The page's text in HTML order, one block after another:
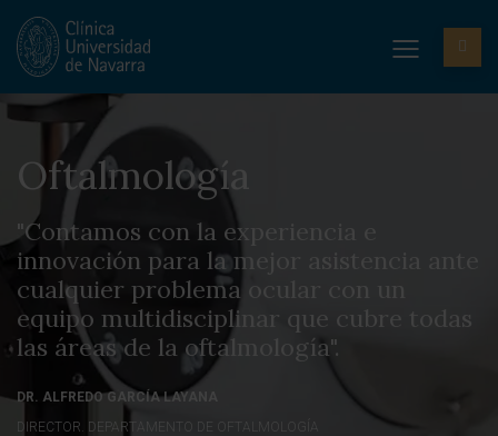
Oftalmología
"Contamos con la experiencia e
innovación para la mejor asistencia ante
cualquier problema ocular con un
equipo multidisciplinar que cubre todas
las áreas de la oftalmología".
DR. ALFREDO GARCÍA LAYANA
DIRECTOR. DEPARTAMENTO DE OFTALMOLOGÍA